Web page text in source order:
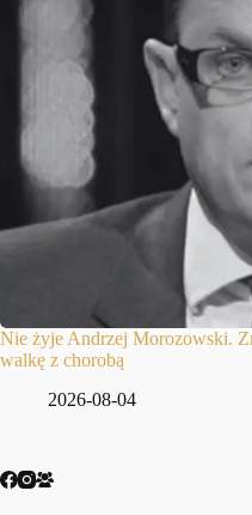
Nie żyje Andrzej Morozowski.
walkę z chorobą
2026-08-04